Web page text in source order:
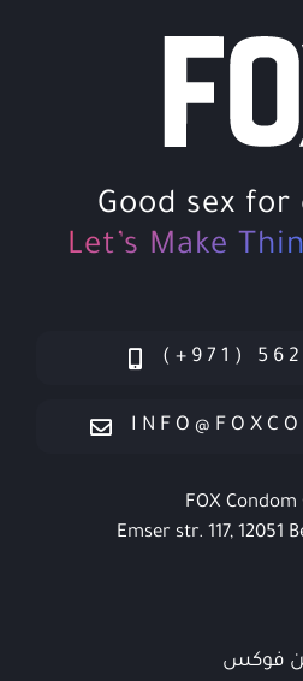
Good sex for
Let’s Make
FOX Condom
Emser str. 117, 12051
فوكس